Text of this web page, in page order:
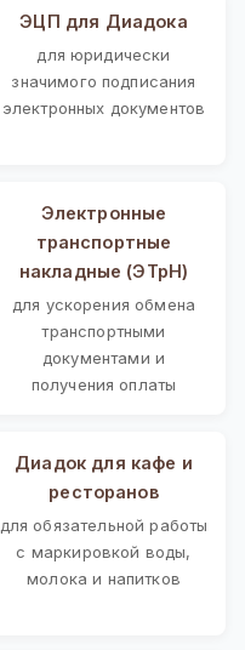
ЭЦП для Диадока
для юридически
значимого подписания
электронных документов
Электронные
транспортные
накладные (ЭТрН)
для ускорения обмена
транспортными
документами и
получения оплаты
Диадок для кафе и
ресторанов
для обязательной работы
с маркировкой воды,
молока и напитков